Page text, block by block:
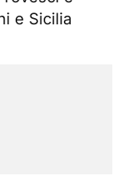
e Sicilia